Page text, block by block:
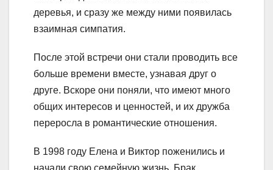
деревья, и сразу же между ними появилась
взаимная симпатия.
После этой встречи они стали проводить все
больше времени вместе, узнавая друг о
друге. Вскоре они поняли, что имеют много
общих интересов и ценностей, и их дружба
переросла в романтические отношения.
В 1998 году Елена и Виктор поженились и
начали свою семейную жизнь. Брак